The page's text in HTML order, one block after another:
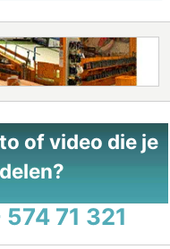
of video die je
71 321